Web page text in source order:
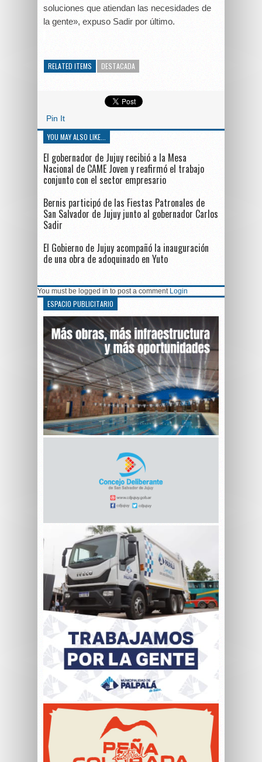
soluciones que atiendan las necesidades de
la gente», expuso Sadir por último.
RELATED ITEMS DESTACADA
Pin It
YOU MAY ALSO LIKE...
El gobernador de Jujuy recibió a la Mesa
Nacional de CAME Joven y reafirmó el trabajo
conjunto con el sector empresario
Bernis participó de las Fiestas Patronales de
San Salvador de Jujuy junto al gobernador Carlos
Sadir
El Gobierno de Jujuy acompañó la inauguración
de una obra de adoquinado en Yuto
You must be logged in to post a comment Login
ESPACIO PUBLICITARIO